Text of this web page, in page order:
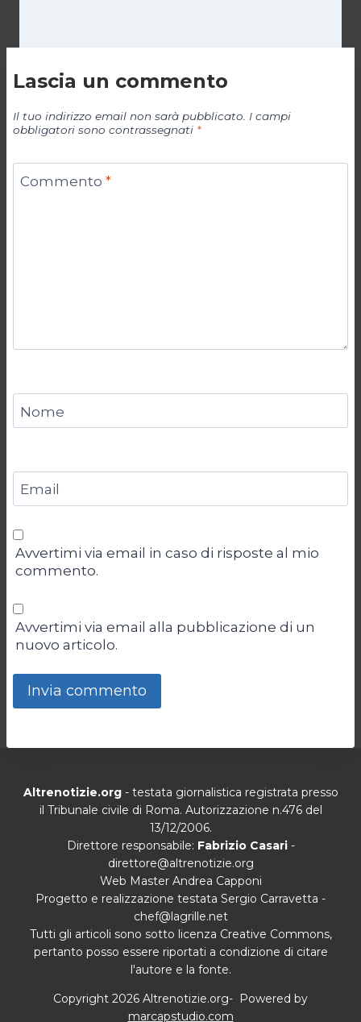
Lascia un commento
Il tuo indirizzo email non sarà pubblicato. I campi
obbligatori sono contrassegnati *
Commento *
Nome
Email
Avvertimi via email in caso di risposte al mio
commento.
Avvertimi via email alla pubblicazione di un
nuovo articolo.
Altrenotizie.org- testata giornalistica registrata presso
il Tribunale civile di Roma. Autorizzazione n.476 del
13/12/2006.
Direttore responsabile: Fabrizio Casari-
direttore@altrenotizie.org
Web Master Andrea Capponi
Progetto e realizzazione testata Sergio Carravetta -
chef@lagrille.net
Tutti gli articoli sono sotto licenza Creative Commons,
pertanto posso essere riportati a condizione di citare
l'autore e la fonte.
Copyright 2026 Altrenotizie.org- Powered by
marcapstudio.com